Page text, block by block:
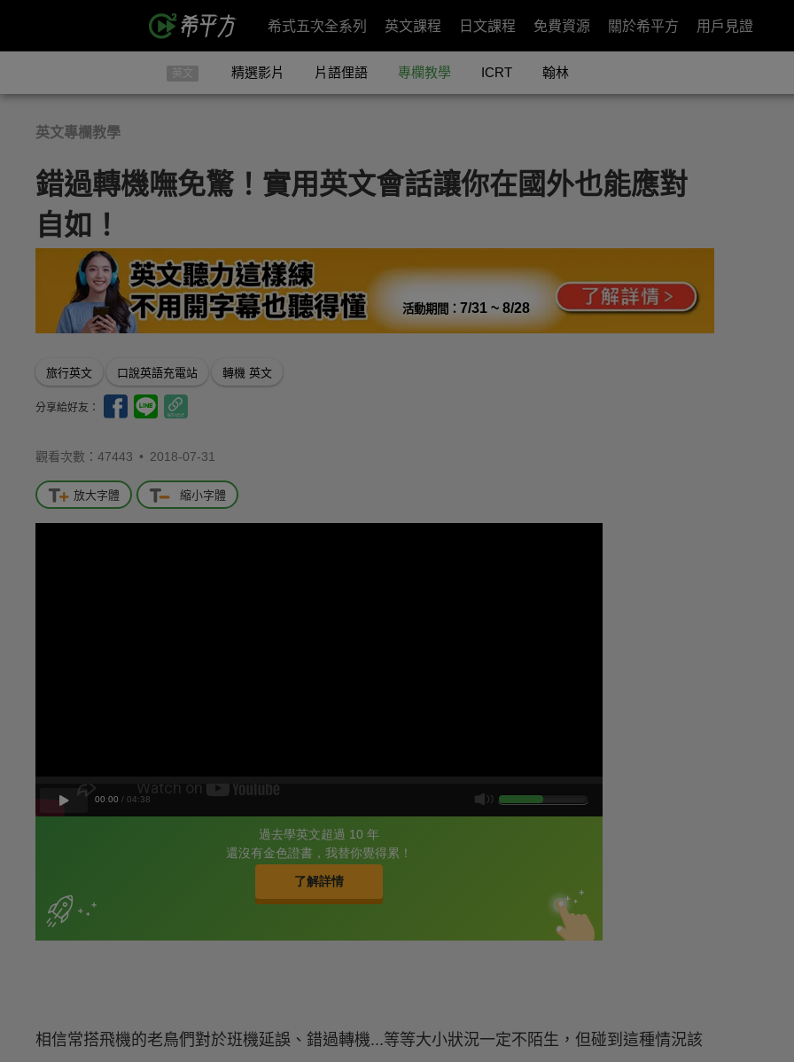
希式五次全系列 英文課程 日文課程 免費資源 關於希平方 用戶見證
英文 精選影片 片語俚語 專欄教學 ICRT 翰林
英文專欄教學
錯過轉機嘸免驚！實用英文會話讓你在國外也能應對
自如！
活動期間： 7/31 ~ 8/28
旅行英文 口說英語充電站 轉機 英文
分享給好友：
觀看次數：47443 • 2018-07-31
放大字體 縮小字體
相信常搭飛機的老鳥們對於班機延誤、錯過轉機...等等大小狀況一定不陌生，但碰到這種情況該